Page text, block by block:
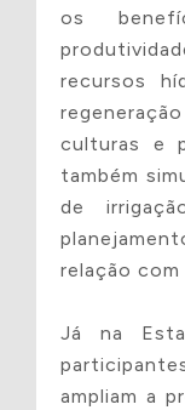
Cultura
Fundo
Lei de
Esporte
Pronon
à
à
Saúde
os
recursos
culturas e
também
de
relação
Já na
ampliam a